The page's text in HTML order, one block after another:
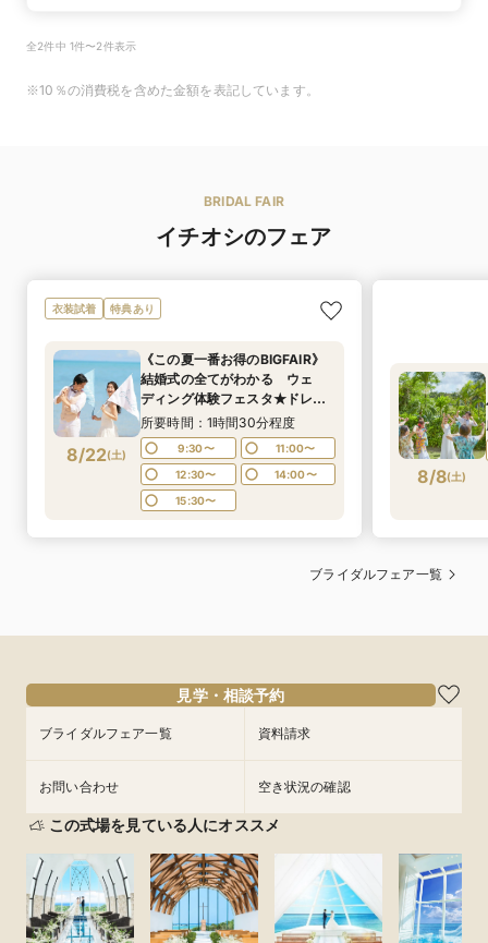
全2件中 1件〜2件表示
※10％の消費税を含めた金額を表記しています。
BRIDAL FAIR
イチオシのフェア
衣装試着 特典あり
8/22(土)
《この夏一番お得のBIGFAIR》
結婚式の全てがわかる ウェ
ディング体験フェスタ★ドレス
試着や入場体験も◎
所要時間：1時間30分程度
9:30〜
11:00〜
12:30〜
14:00〜
15:30〜
8/8(土)
ブライダルフェア一覧
見学・相談予約
ブライダルフェア一覧 資料請求
お問い合わせ 空き状況の確認
この式場を見ている人にオススメ